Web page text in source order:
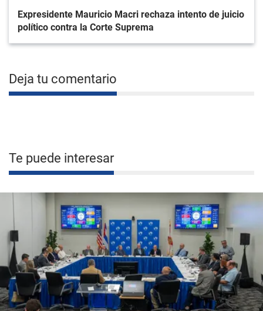
Expresidente Mauricio Macri rechaza intento de juicio
político contra la Corte Suprema
Deja tu comentario
Te puede interesar